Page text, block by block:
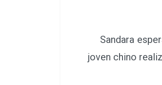
Sandara
joven chino